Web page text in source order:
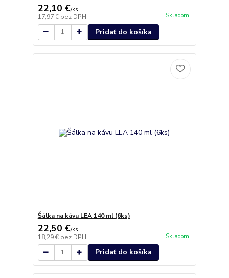
22,10 €/ks
17,97 € bez DPH Skladom
Pridať do košíka
Šálka na kávu LEA 140 ml (6ks)
22,50 €/ks
18,29 € bez DPH Skladom
Pridať do košíka